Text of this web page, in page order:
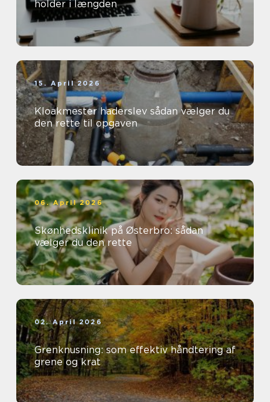
holder i længden
15. April 2026
Kloakmester haderslev sådan vælger du
den rette til opgaven
06. April 2026
Skønhedsklinik på Østerbro: sådan
vælger du den rette
02. April 2026
Grenknusning: som effektiv håndtering af
grene og krat